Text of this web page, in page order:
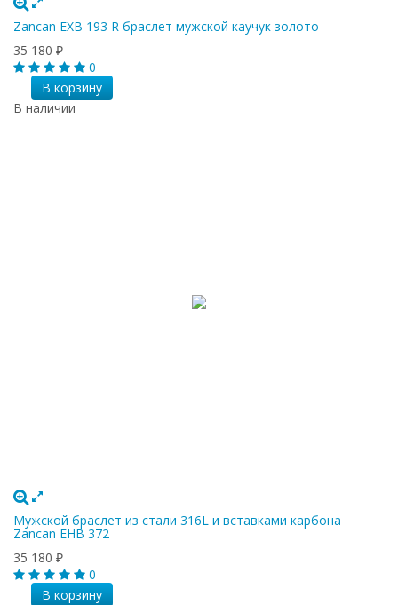
Zancan EXB 193 R браслет мужской каучук золото
35 180 ₽
0
В корзину
В наличии
Мужской браслет из стали 316L и вставками карбона
Zancan EHB 372
35 180 ₽
0
В корзину